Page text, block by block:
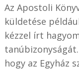
Az Apostoli
küldetése
kézzel írt
hogy az Egyház